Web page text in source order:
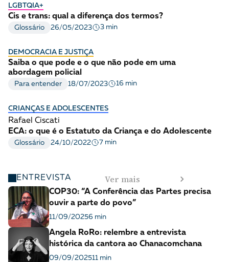
LGBTQIA+
Cis e trans: qual a diferença dos termos?
Glossário 26/05/2023 3 min
DEMOCRACIA E JUSTIÇA
Saiba o que pode e o que não pode em uma
abordagem policial
Para entender 18/07/2023 16 min
CRIANÇAS E ADOLESCENTES
Rafael Ciscati
ECA: o que é o Estatuto da Criança e do Adolescente
Glossário 24/10/2022 7 min
ENTREVISTA Ver mais
COP30: “A Conferência das Partes precisa
ouvir a parte do povo”
11/09/20256 min
Angela RoRo: relembre a entrevista
histórica da cantora ao Chanacomchana
09/09/202511 min